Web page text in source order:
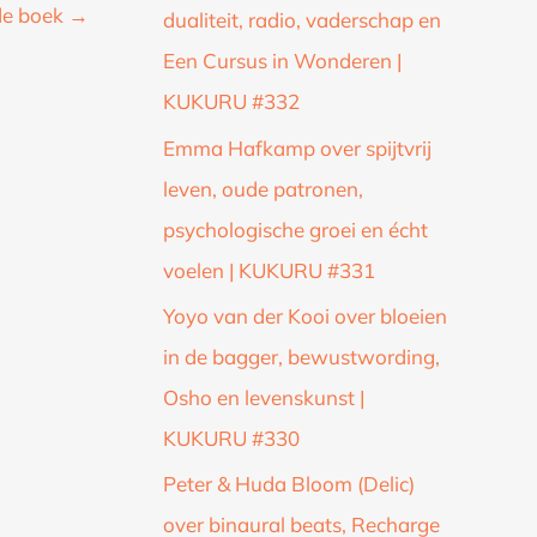
boek →
dualiteit, radio, vaderschap en
Een Cursus in Wonderen |
KUKURU #332
Emma Hafkamp over spijtvrij
leven, oude patronen,
psychologische groei en écht
voelen | KUKURU #331
Yoyo van der Kooi over bloeien
in de bagger, bewustwording,
Osho en levenskunst |
KUKURU #330
Peter & Huda Bloom (Delic)
over binaural beats, Recharge